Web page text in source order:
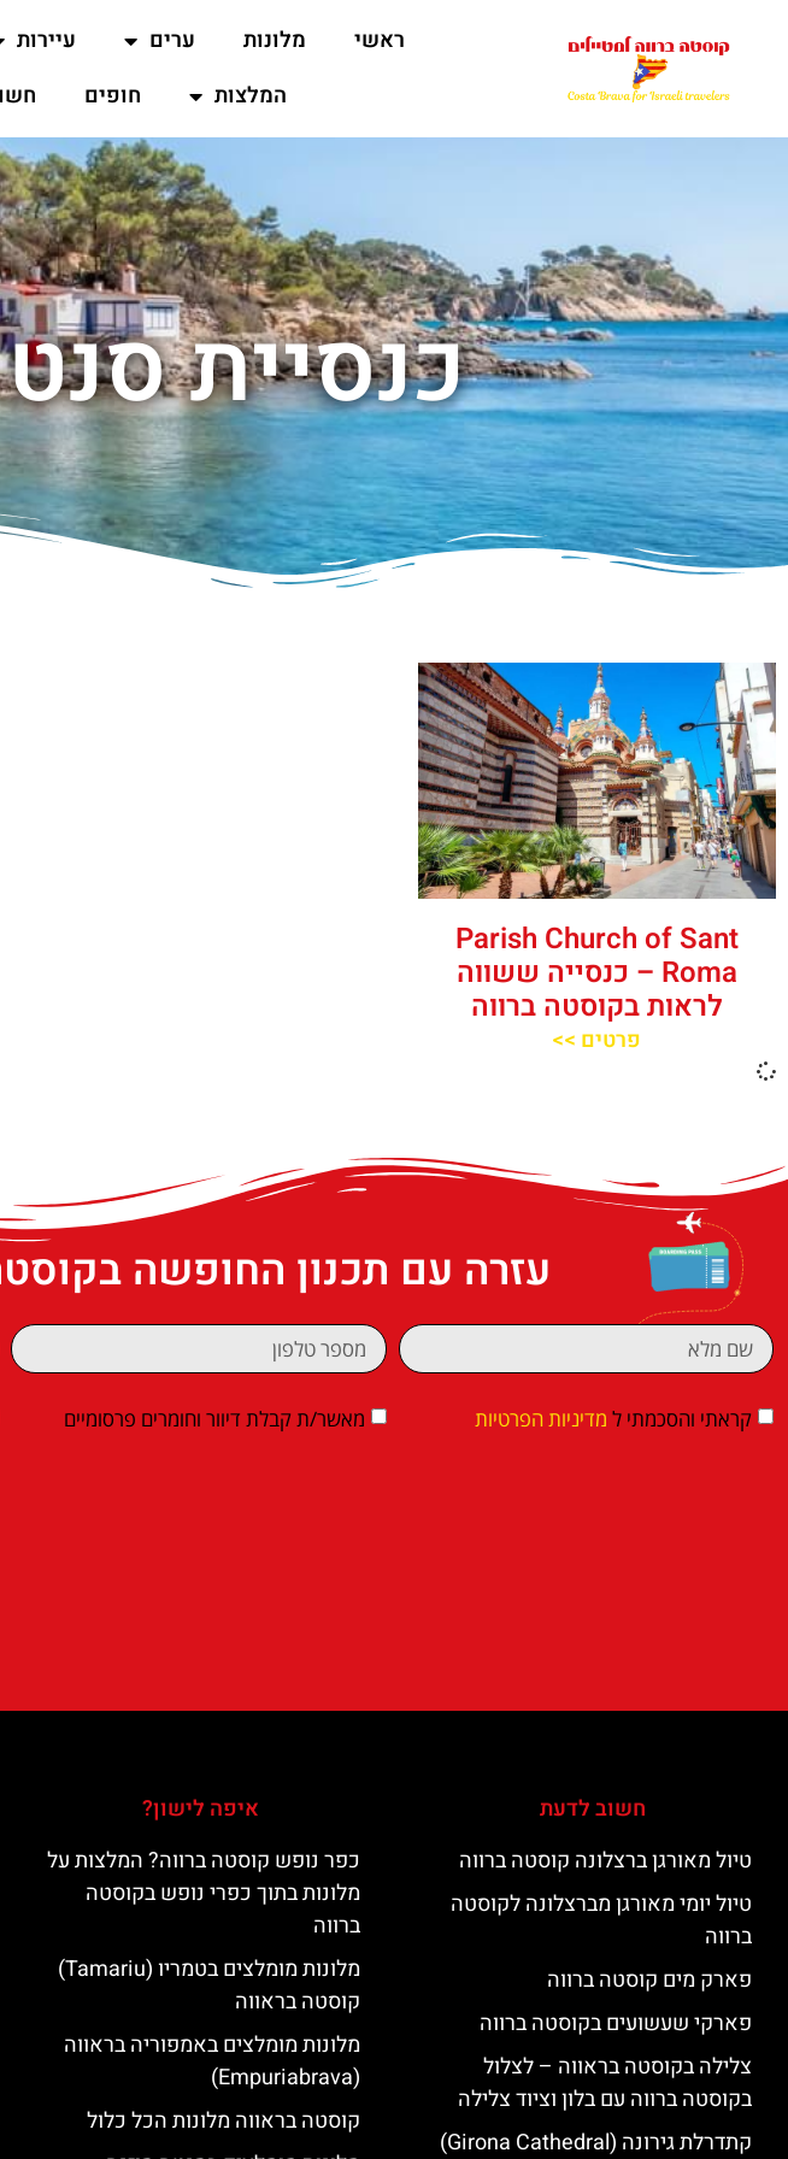
ראשי מלונות ערים עיירות
המלצות
חופים
כנסיית
‪‪Parish Church of Sant
Roma‬‬ – כנסייה ששווה
לראות בקוסטה ברווה
פרטים >>
עזרה עם תכנון החופשה
קראתי והסכמתי ל מדיניות הפרטיות מאשר/ת קבלת דיוור וחומרים פרסומיים
חשוב לדעת
טיול מאורגן ברצלונה קוסטה ברווה
טיול יומי מאורגן מברצלונה לקוסטה
ברווה
פארק מים קוסטה ברווה
פארקי שעשועים בקוסטה ברווה
צלילה בקוסטה בראווה – לצלול
בקוסטה ברווה עם בלון וציוד צלילה
קתדרלת גירונה (Girona Cathedral)
איפה לישון?
כפר נופש קוסטה ברווה? המלצות על
מלונות בתוך כפרי נופש בקוסטה
ברווה
מלונות מומלצים בטמריו (Tamariu)
קוסטה בראווה
מלונות מומלצים באמפוריה בראווה
(Empuriabrava)
קוסטה בראווה מלונות הכל כלול